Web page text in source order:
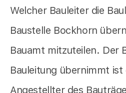
Welcher Bauleiter die
Baustelle Bockhorn
Bauamt mitzuteilen. Der
Bauleitung übernimmt
Angestellter des